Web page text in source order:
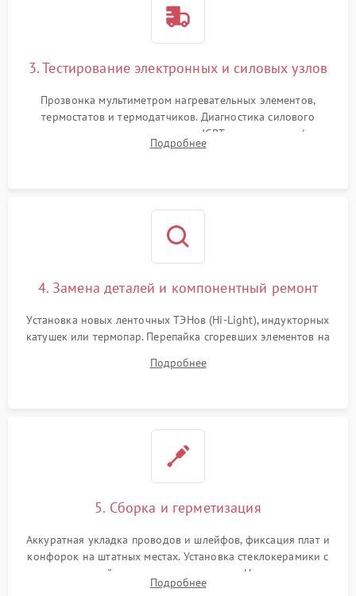
3. Тестирование электронных и силовых узлов
Прозвонка мультиметром нагревательных элементов,
термостатов и термодатчиков. Диагностика силового
модуля, реле, диодных мостов и IGBT-транзисторов (для
индукции). Проверка кранов и газ-контроля (для газовых
Подробнее
4. Замена деталей и компонентный ремонт
Установка новых ленточных ТЭНов (Hi-Light), индукторных
катушек или термопар. Перепайка сгоревших элементов на
дорожек. Очистка контактов и замена поврежденной
Подробнее
5. Сборка и герметизация
Аккуратная укладка проводов и шлейфов, фиксация плат и
конфорок на штатных местах. Установка стеклокерамики с
проверкой равномерности зазоров. Нанесение
термостойкого герметика или укладка уплотнительной
Подробнее